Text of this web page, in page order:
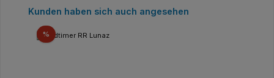
Produktgalerie überspringen
Kunden haben sich auch angesehen
%Rabatt